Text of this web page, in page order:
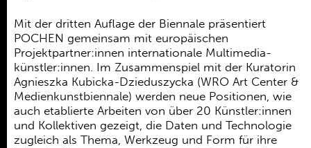
Mit der dritten Auflage der Biennale präsentiert
POCHEN gemeinsam mit europäischen
Projektpartner:innen internationale Multimedia-
künstler:innen. Im Zusammenspiel mit der Kuratorin
Agnieszka Kubicka-Dzieduszycka (WRO Art Center &
Medienkunstbiennale) werden neue Positionen, wie
auch etablierte Arbeiten von über 20 Künstler:innen
und Kollektiven gezeigt, die Daten und Technologie
zugleich als Thema, Werkzeug und Form für ihre